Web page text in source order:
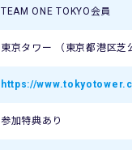
TEAM ONE TOKYO会員
東京タワー （東京都港区芝
https://
参加特典あり